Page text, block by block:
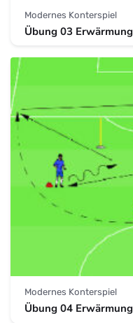
Modernes Konterspiel
Übung 03 Erwärmung
Modernes Konterspiel
Übung 04 Erwärmung